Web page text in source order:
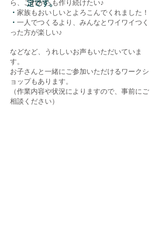
ら、これからも作り続けたい♪
・ 家族もおいしいとよろこんでくれました！
・ 一人でつくるより、みんなとワイワイつく
った方が楽しい♪
などなど、うれしいお声もいただいていま
す。
お子さんと一緒にご参加いただけるワークシ
ョップもあります。
（作業内容や状況によりますので、事前にご
相談ください）
定です。